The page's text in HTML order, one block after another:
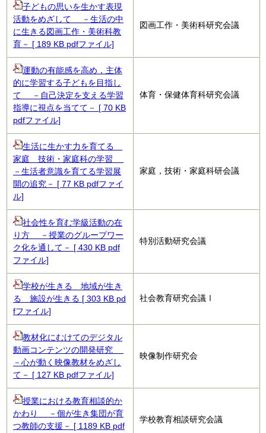
子どもの思いを生かす表現
活動をめざして －生活の中
に生きる図画工作・美術科教
育－ [ 189 KB pdfファイル]
図画工作・美術科研究会議
運動の有能感を高め，主体
的に学習する子どもを目指し
て －自己決定を支える学習
指導に視点を当てて－ [ 70 KB
pdfファイル]
体育・保健体育科研究会議
生活に生かす力を育てる
家庭 技術・家庭科の学習
－生活者意識を育てる学習展
開の追究－ [ 77 KB pdfファイ
ル]
家庭，技術・家庭科研会議
社会性を育む学級活動の在
り方 －授業のグループワー
ク化を通して－ [ 430 KB pdf
ファイル]
特別活動研究会議
学校が生きる 地域が生き
る 施設が生きる [ 303 KB pd
fファイル]
社会教育研究会議Ⅰ
教材化にむけてのデジタル
動画コンテンツの開発研究
－心が動く映像教材をめざし
て－ [ 127 KB pdfファイル]
映像制作研究会
授業における教育相談的か
かわり －個が生き集団が育
つ教師の支援－ [ 1189 KB pdf
学校教育相談研究会議